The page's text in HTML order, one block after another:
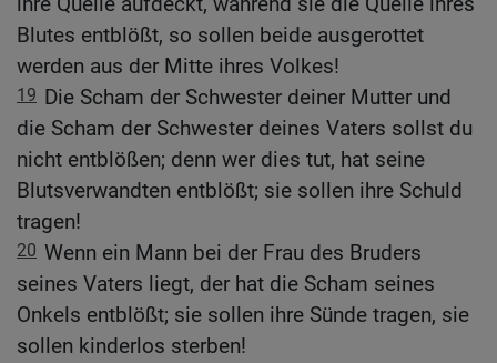
Blutes entblößt, so sollen beide ausgerottet
werden aus der Mitte ihres Volkes!
19 Die Scham der Schwester deiner Mutter und
die Scham der Schwester deines Vaters sollst du
nicht entblößen; denn wer dies tut, hat seine
Blutsverwandten entblößt; sie sollen ihre Schuld
tragen!
20 Wenn ein Mann bei der Frau des Bruders
seines Vaters liegt, der hat die Scham seines
Onkels entblößt; sie sollen ihre Sünde tragen, sie
sollen kinderlos sterben!